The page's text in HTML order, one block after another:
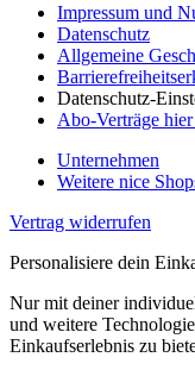
Impressum und
Datenschutz
Allgemeine
Datenschutz-
Abo-Verträge
Unternehmen
Weitere nice
Vertrag widerrufen
Personalisiere dein
Nur mit deiner
und weitere
Einkaufserlebnis zu